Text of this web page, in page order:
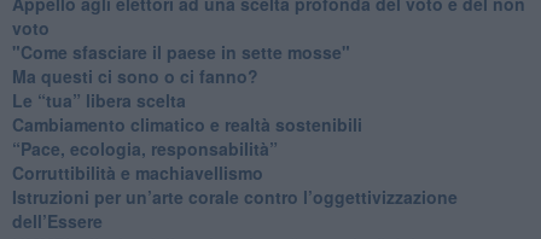
voto
"Come sfasciare il paese in sette mosse"
​Ma questi ci sono o ci fanno?
​Le “tua” libera scelta
Cambiamento climatico e realtà sostenibili
“Pace, ecologia, responsabilità”
​Corruttibilità e machiavellismo
Istruzioni per un’arte corale contro l’oggettivizzazione
dell’Essere